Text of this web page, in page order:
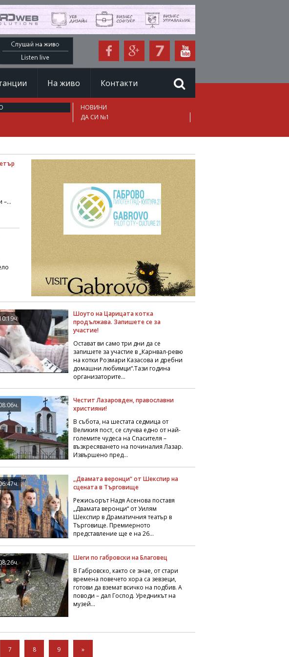
На живо Контакти
НОВИНИ
ДА СИ №1
–...
Шоуто на Царицата котка
продължава. Запишете се за
участие!
Остават ви само три дни да се
запишете за участие в „Карнвал-ревю
на котки Розмари Казасова и дребни
домашни любимци“.Тази година
организаторите...
Честит Лазаровден, православни
християни!
В събота, на шестата седмица от
Великия пост, се случва едно от най-
големите чудеса на Спасителя –
възкресяването на починалия Лазар.
Извършено пред...
„Двамата веронци“ от Шекспир на
сцената в Търговище
Режисьорът Надя Асенова поставя
„Двамата веронци“ от Уилям
Шекспир в Драматичния театър в
Търговище. Премиерното
представление ще е на 26...
Шеги по габровски на Благовец
В Габровско, както се знае, от стари
времена повечето хора са зевзеци,
готови да вземат всичко на подбив. А
поводи – дал Господ. Уредникът на
музей...
7 8 9 »